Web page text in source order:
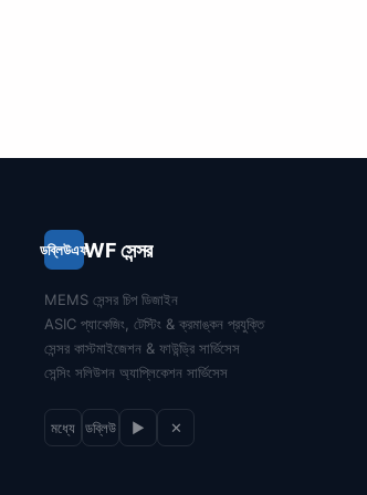
ডব্লিউএফWF সেন্সর
MEMS সেন্সর চিপ ডিজাইন
ASIC প্যাকেজিং, টেস্টিং & ক্রমাঙ্কন প্রযুক্তি
সেন্সর কাস্টমাইজেশন & ফাউন্ড্রি সার্ভিসেস
সেন্সিং সলিউশন অ্যাপ্লিকেশন সার্ভিসেস
মধ্যে ডব্লিউ ▶ ✕